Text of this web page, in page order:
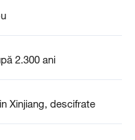
2.300 ani
Xinjiang, descifrate